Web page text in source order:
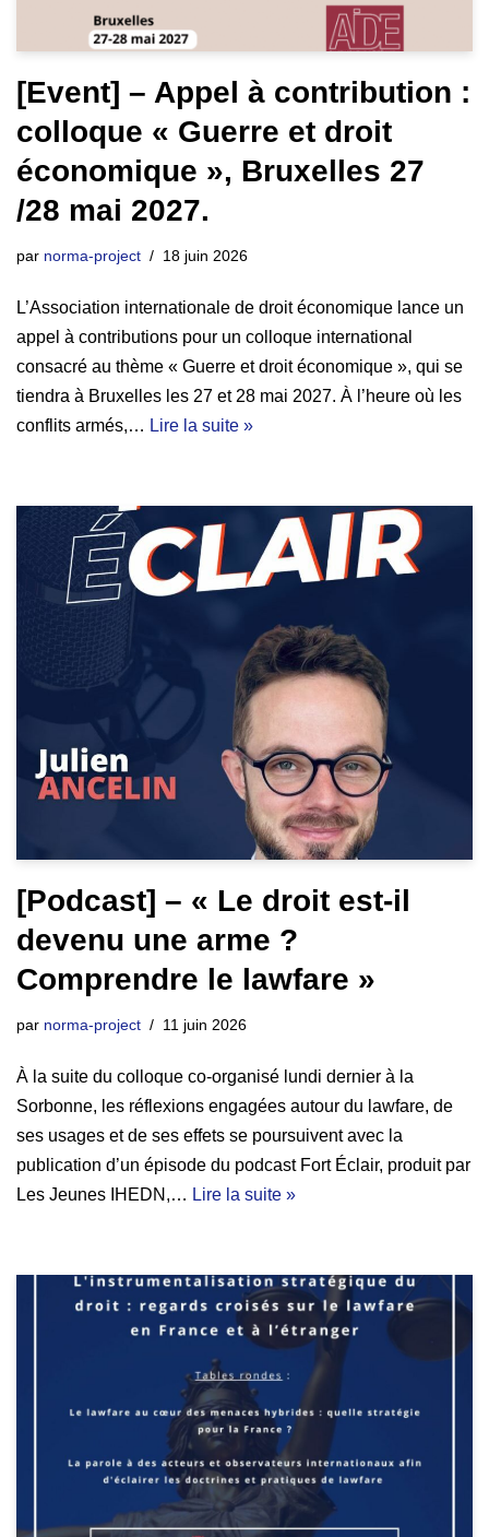
[Event] – Appel à contribution :
colloque « Guerre et droit
économique », Bruxelles 27
/28 mai 2027.
par norma-project 18 juin 2026
L’Association internationale de droit économique lance un
appel à contributions pour un colloque international
consacré au thème « Guerre et droit économique », qui se
tiendra à Bruxelles les 27 et 28 mai 2027. À l’heure où les
conflits armés,… Lire la suite »
[Podcast] – « Le droit est-il
devenu une arme ?
Comprendre le lawfare »
par norma-project 11 juin 2026
À la suite du colloque co-organisé lundi dernier à la
Sorbonne, les réflexions engagées autour du lawfare, de
ses usages et de ses effets se poursuivent avec la
publication d’un épisode du podcast Fort Éclair, produit par
Les Jeunes IHEDN,… Lire la suite »